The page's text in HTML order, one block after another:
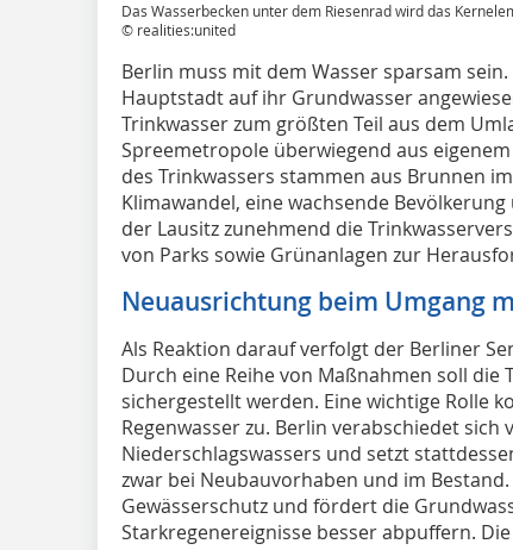
Das Wasserbecken unter dem Riesenrad wird das
© realities:united
Berlin muss mit dem Wasser sparsam
Hauptstadt auf ihr Grundwasser
Trinkwasser zum größten Teil aus dem
Spreemetropole überwiegend aus
des Trinkwassers stammen aus Brunnen
Klimawandel, eine wachsende
der Lausitz zunehmend die
von Parks sowie Grünanlagen zur
Neuausrichtung beim Umgang
Als Reaktion darauf verfolgt der Berliner
Durch eine Reihe von Maßnahmen soll
sichergestellt werden. Eine wichtige Rolle
Regenwasser zu. Berlin verabschiedet
Niederschlagswassers und setzt
zwar bei Neubauvorhaben und im
Gewässerschutz und fördert die
Starkregenereignisse besser abpuffern.